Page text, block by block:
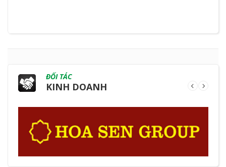
ĐỐI TÁC
KINH DOANH